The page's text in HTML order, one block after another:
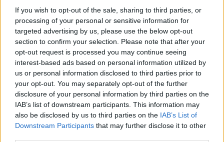
If you wish to opt-out of the sale, sharing to third parties, or
processing of your personal or sensitive information for
targeted advertising by us, please use the below opt-out
section to confirm your selection. Please note that after your
opt-out request is processed you may continue seeing
interest-based ads based on personal information utilized by
us or personal information disclosed to third parties prior to
your opt-out. You may separately opt-out of the further
disclosure of your personal information by third parties on the
IAB’s list of downstream participants. This information may
also be disclosed by us to third parties on the IAB’s List of
Downstream Participants that may further disclose it to other
stratificata la parte più esterna del cervello), la linea rossa denota il
volume della materia grigia (cioè la quantità di cellule neuronali), la
linea arancione il volume della materia bianca (cioè la quantità delle
connessioni tra le cellule neuronali), e la linea blu il volume dei
ventricoli (cioè la dilatazione delle cavità che producono un liquido
chiamato “liquor cerebrospinale”).
Perché è interessante questo grafico? Prima di tutto perché
riguarda uno studio condotto su più di120.000 persone(come
tutta la popolazione di Pisa e Pontedera unite), che in ambito
neuroscientifico è un numero straordinario. Il secondo aspetto è la
potenza descrittiva di queste quattro curve, rappresentative dei
cambiamenti della struttura del cervello durante il completociclo
vita,cioè dalla nascita all'età più tardiva (i soggetti coinvolti nello